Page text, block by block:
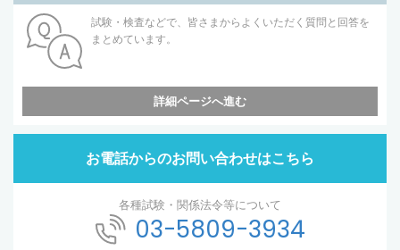
試験・検査などで、皆さまからよくいただく質問と回答を
まとめています。
詳細ページへ進む
お電話からのお問い合わせはこちら
各種試験・関係法令等について
03-5809-3934